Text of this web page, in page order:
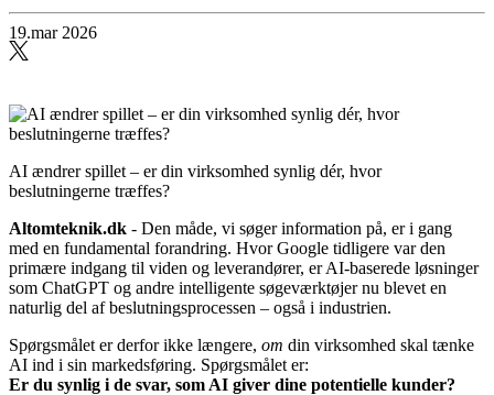
19.mar 2026
AI ændrer spillet – er din virksomhed synlig dér, hvor
beslutningerne træffes?
Altomteknik.dk - Den måde, vi søger information på, er i gang
med en fundamental forandring. Hvor Google tidligere var den
primære indgang til viden og leverandører, er AI-baserede løsninger
som ChatGPT og andre intelligente søgeværktøjer nu blevet en
naturlig del af beslutningsprocessen – også i industrien.
Spørgsmålet er derfor ikke længere, om din virksomhed skal tænke
AI ind i sin markedsføring. Spørgsmålet er:
Er du synlig i de svar, som AI giver dine potentielle kunder?